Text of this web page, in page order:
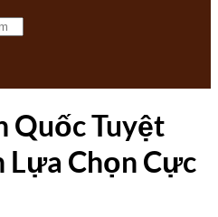
Quốc Tuyệt
Lựa Chọn Cực